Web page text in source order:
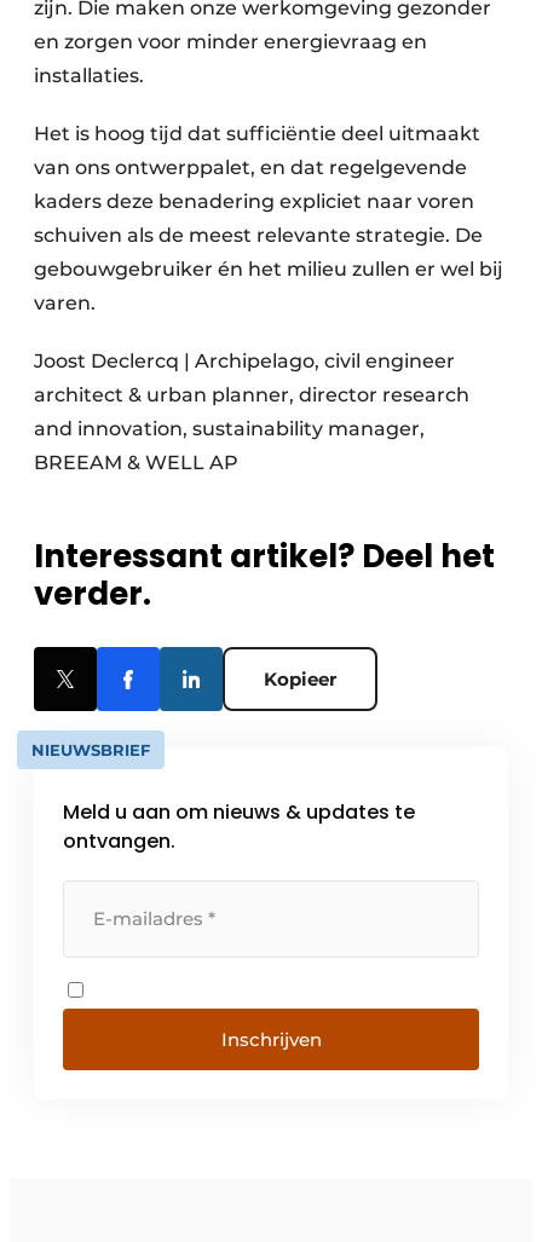
zijn. Die maken onze werkomgeving gezonder
en zorgen voor minder energievraag en
installaties.
Het is hoog tijd dat sufficiëntie deel uitmaakt
van ons ontwerppalet, en dat regelgevende
kaders deze benadering expliciet naar voren
schuiven als de meest relevante strategie. De
gebouwgebruiker én het milieu zullen er wel bij
varen.
Joost Declercq | Archipelago, civil engineer
architect & urban planner, director research
and innovation, sustainability manager,
BREEAM & WELL AP
Interessant artikel? Deel het
verder.
Kopieer
NIEUWSBRIEF
Meld u aan om nieuws & updates te
ontvangen.
Inschrijven